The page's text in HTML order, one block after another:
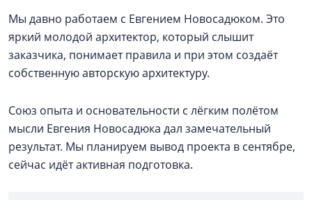
Мы давно работаем с Евгением Новосадюком. Это
яркий молодой архитектор, который слышит
заказчика, понимает правила и при этом создаёт
собственную авторскую архитектуру.
Союз опыта и основательности с лёгким полётом
мысли Евгения Новосадюка дал замечательный
результат. Мы планируем вывод проекта в сентябре,
сейчас идёт активная подготовка.